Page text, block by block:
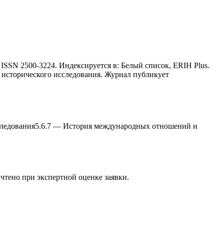
2500-3224. Индексируется в: Белый список, ERIH Plus.
исследования. Журнал публикует
5.6.7 — История международныx отношений и
при экспертной оценке заявки.